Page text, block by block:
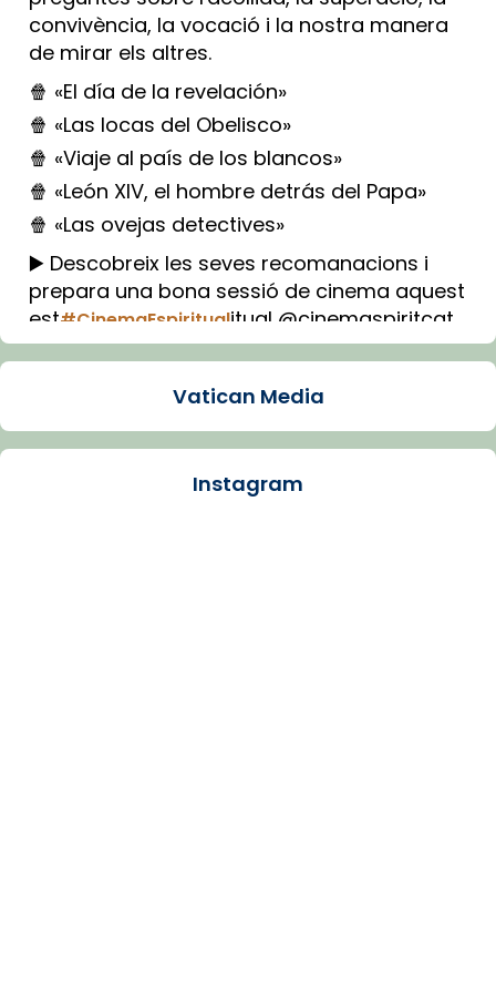
convivència, la vocació i la nostra manera
de mirar els altres.
🍿 «El día de la revelación»
🍿 «Las locas del Obelisco»
🍿 «Viaje al país de los blancos»
🍿 «León XIV, el hombre detrás del Papa»
🍿 «Las ovejas detectives»
▶️ Descobreix les seves recomanacions i
prepara una bona sessió de cinema aquest
est#CinemaEspiritualitual @cinemaspiritcat
Imatge: Generada amb IA (OpenAI)
Arquebisbat de Barcelona
Vatican Media
Instagram